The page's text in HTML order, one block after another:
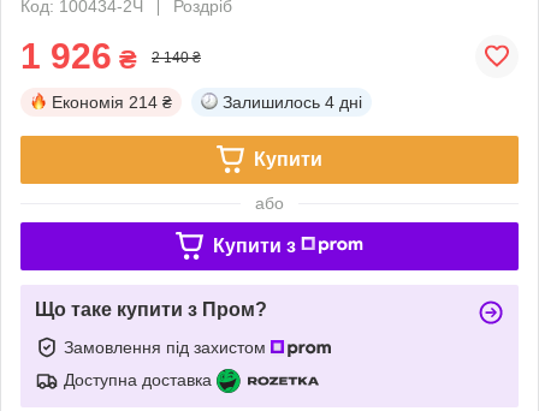
Код: 100434-2Ч
Роздріб
1 926 ₴ 2 140 ₴
Економія 214 ₴ Залишилось 4 дні
Купити
або
Купити з
Що таке купити з Пром?
Замовлення під захистом
Доступна доставка